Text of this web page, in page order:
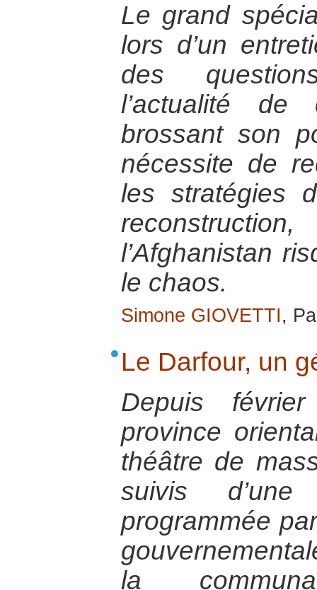
Le grand
lors d’un
des
l’actualité
brossant son
nécessite de
les stratégies
l’Afghanistan
le chaos.
Simone GIOVETTI,
Le Darfour, un
Depuis
province
théâtre de
suivis d’une
programmée
la